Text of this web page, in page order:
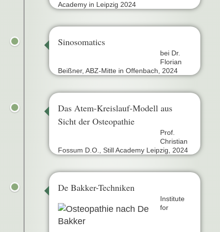
Academy in Leipzig 2024
Sinosomatics
bei Dr.
Florian
Beißner, ABZ-Mitte in Offenbach, 2024
Das Atem-Kreislauf-Modell aus
Sicht der Osteopathie
Prof.
Christian
Fossum D.O., Still Academy Leipzig, 2024
De Bakker-Techniken
Institute
for